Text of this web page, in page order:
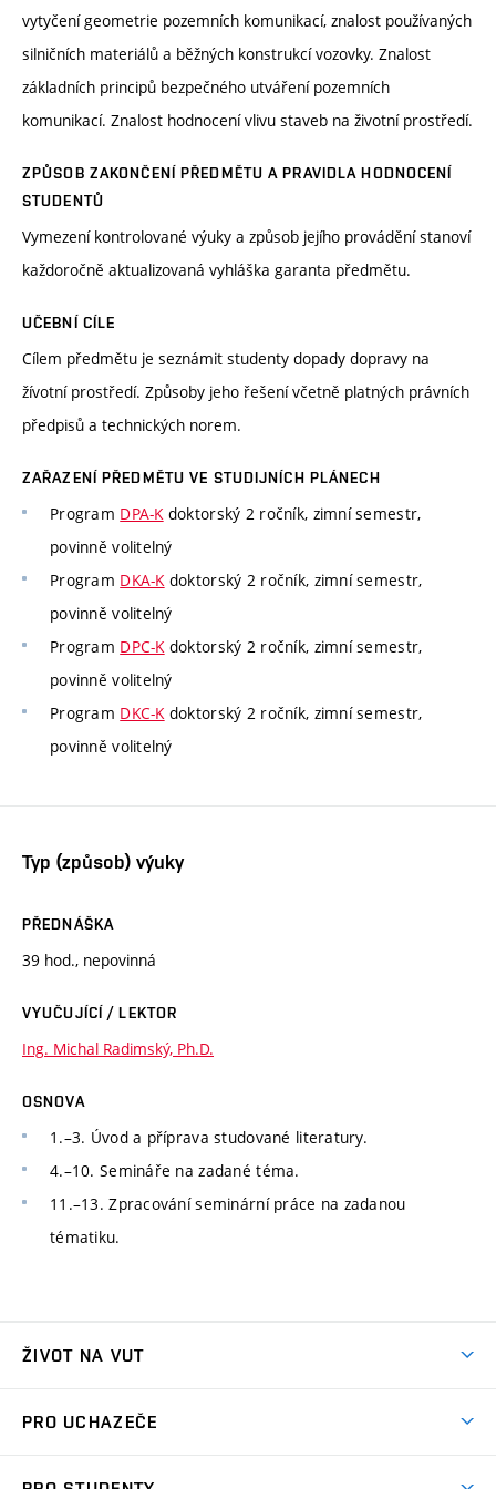
vytyčení geometrie pozemních komunikací, znalost používaných
silničních materiálů a běžných konstrukcí vozovky. Znalost
základních principů bezpečného utváření pozemních
komunikací. Znalost hodnocení vlivu staveb na životní prostředí.
ZPŮSOB ZAKONČENÍ PŘEDMĚTU A PRAVIDLA HODNOCENÍ
STUDENTŮ
Vymezení kontrolované výuky a způsob jejího provádění stanoví
každoročně aktualizovaná vyhláška garanta předmětu.
UČEBNÍ CÍLE
Cílem předmětu je seznámit studenty dopady dopravy na
žívotní prostředí. Způsoby jeho řešení včetně platných právních
předpisů a technických norem.
ZAŘAZENÍ PŘEDMĚTU VE STUDIJNÍCH PLÁNECH
Program DPA-Kdoktorský 2 ročník, zimní semestr,
povinně volitelný
Program DKA-Kdoktorský 2 ročník, zimní semestr,
povinně volitelný
Program DPC-Kdoktorský 2 ročník, zimní semestr,
povinně volitelný
Program DKC-Kdoktorský 2 ročník, zimní semestr,
povinně volitelný
Typ (způsob) výuky
PŘEDNÁŠKA
39 hod., nepovinná
VYUČUJÍCÍ / LEKTOR
Ing. Michal Radimský, Ph.D.
OSNOVA
1.–3. Úvod a příprava studované literatury.
4.–10. Semináře na zadané téma.
11.–13. Zpracování seminární práce na zadanou
tématiku.
ŽIVOT NA VUT
Koleje
PRO UCHAZEČE